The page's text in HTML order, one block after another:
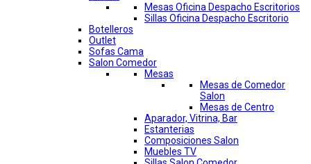
Mesas Oficina Despacho Escritorios
Sillas Oficina Despacho Escritorio
Botelleros
Outlet
Sofas Cama
Salon Comedor
Mesas
Mesas de Comedor
Salon
Mesas de Centro
Aparador, Vitrina, Bar
Estanterias
Composiciones Salon
Muebles TV